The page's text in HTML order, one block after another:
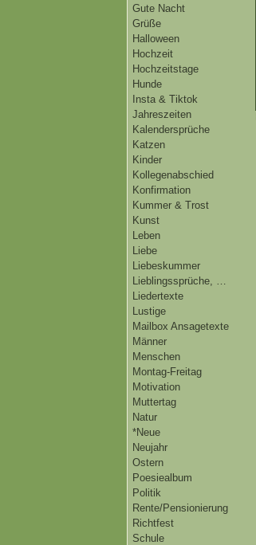
Gute Nacht
Grüße
Halloween
Hochzeit
Hochzeitstage
Hunde
Insta & Tiktok
Jahreszeiten
Kalendersprüche
Katzen
Kinder
Kollegenabschied
Konfirmation
Kummer & Trost
Kunst
Leben
Liebe
Liebeskummer
Lieblingssprüche, …
Liedertexte
Lustige
Mailbox Ansagetexte
Männer
Menschen
Montag-Freitag
Motivation
Muttertag
Natur
*Neue
Neujahr
Ostern
Poesiealbum
Politik
Rente/Pensionierung
Richtfest
Schule